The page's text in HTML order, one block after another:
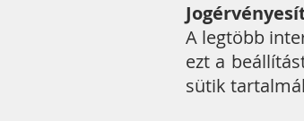
A legtöbb
ezt a
sütik